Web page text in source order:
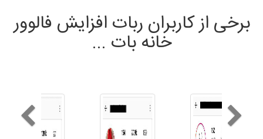
برخی از کاربران ربات افزایش فالوور
خانه بات ...